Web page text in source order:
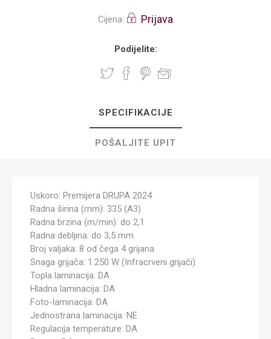
Cijena: Prijava
Podijelite:
SPECIFIKACIJE
POŠALJITE UPIT
Uskoro: Premijera DRUPA 2024
Radna širina (mm): 335 (A3)
Radna brzina (m/min): do 2,1
Radna debljina: do 3,5 mm
Broj valjaka: 8 od čega 4 grijana
Snaga grijača: 1.250 W (Infracrveni grijači)
Topla laminacija: DA
Hladna laminacija: DA
Foto-laminacija: DA
Jednostrana laminacija: NE
Regulacija temperature: DA